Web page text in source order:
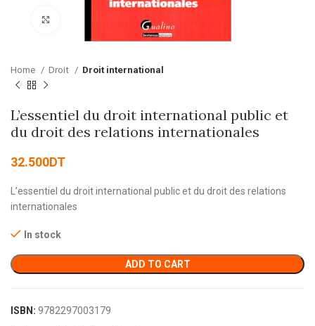
Home Droit Droit international
L’essentiel du droit international public et
du droit des relations internationales
32.500DT
L’essentiel du droit international public et du droit des relations
internationales
In stock
ADD TO CART
ISBN: 9782297003179